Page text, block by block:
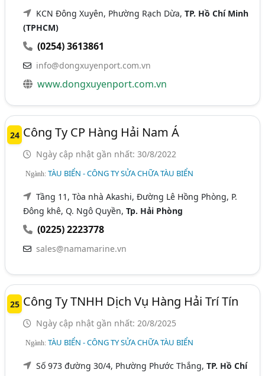
KCN Đông Xuyên, Phường Rạch Dừa,TP. Hồ Chí Minh
(TPHCM)
(0254) 3613861
info@dongxuyenport.com.vn
www.dongxuyenport.com.vn
24 Công Ty CP Hàng Hải Nam Á
Ngày cập nhật gần nhất: 30/8/2022
Ngành:TÀU BIỂN - CÔNG TY SỬA CHỮA TÀU BIỂN
Tầng 11, Tòa nhà Akashi, Đường Lê Hồng Phòng, P.
Đông khê, Q. Ngô Quyền,Tp. Hải Phòng
(0225) 2223778
sales@namamarine.vn
25 Công Ty TNHH Dịch Vụ Hàng Hải Trí Tín
Ngày cập nhật gần nhất: 20/8/2025
Ngành:TÀU BIỂN - CÔNG TY SỬA CHỮA TÀU BIỂN
Số 973 đường 30/4, Phường Phước Thắng,TP. Hồ Chí